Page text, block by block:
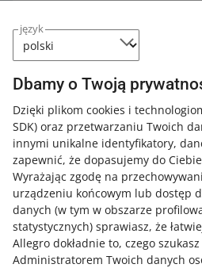
język
Dbamy o Twoją
Dzięki plikom cookies i
SDK) oraz przetwarzaniu Twoich
innymi unikalne identyfikatory,
zapewnić, że dopasujemy do
Wyrażając zgodę na
urządzeniu końcowym lub dostęp
danych (w tym w obszarze
statystycznych) sprawiasz, że
Allegro dokładnie to, czego
Administratorem Twoich danych
Wszystkie
Podcasty (2)
KURS
Parametry w
SZYBKA
Ważne zmiany
materiałów